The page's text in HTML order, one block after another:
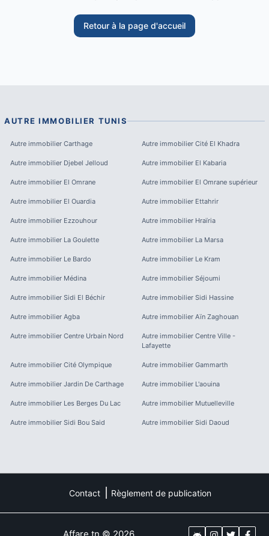
Retour à la page d'accueil
AUTRE IMMOBILIER TUNIS
Autre immobilier Carthage Autre immobilier Cité El Khadra
Autre immobilier Djebel Jelloud Autre immobilier El Kabaria
Autre immobilier El Omrane Autre immobilier El Omrane supérieur
Autre immobilier El Ouardia Autre immobilier Ettahrir
Autre immobilier Ezzouhour Autre immobilier Hraïria
Autre immobilier La Goulette Autre immobilier La Marsa
Autre immobilier Le Bardo Autre immobilier Le Kram
Autre immobilier Médina Autre immobilier Séjoumi
Autre immobilier Sidi El Béchir Autre immobilier Sidi Hassine
Autre immobilier Agba Autre immobilier Aïn Zaghouan
Autre immobilier Centre Urbain Nord Autre immobilier Centre Ville -
Lafayette
Autre immobilier Cité Olympique Autre immobilier Gammarth
Autre immobilier Jardin De Carthage Autre immobilier L'aouina
Autre immobilier Les Berges Du Lac Autre immobilier Mutuelleville
Autre immobilier Sidi Bou Said Autre immobilier Sidi Daoud
Contact Règlement de publication